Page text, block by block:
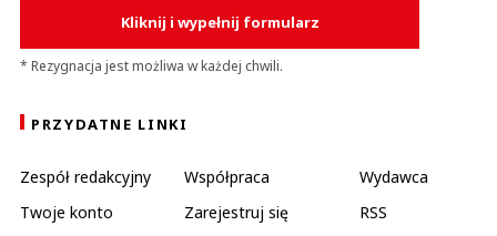
Kliknij i wypełnij formularz
* Rezygnacja jest możliwa w każdej chwili.
PRZYDATNE LINKI
Zespół redakcyjny Współpraca
Wydawca
Twoje konto
Zarejestruj się
RSS